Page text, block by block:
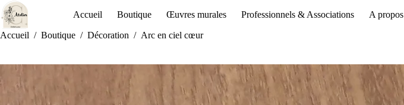
Accueil Boutique Œuvres murales Professionnels & Associations A propos
Accueil / Boutique / Décoration / Arc en ciel cœur